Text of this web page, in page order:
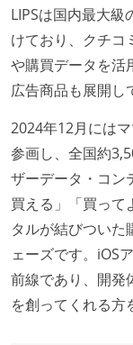
LIPSは国内最大
けており、クチコ
や購買データを活
広告商品も展開し
2024年12月には
参画し、全国約
ザーデータ・コン
買える」「買って
タルが結びついた
ェーズです。iOS
前線であり、開発
を創ってくれる方